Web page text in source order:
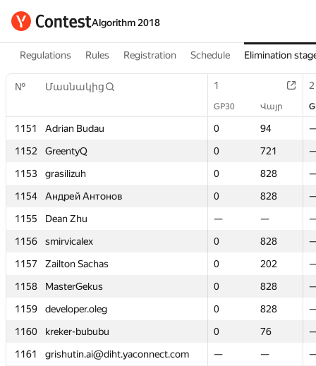
Algorithm 2018
Regulations Rules Registration Schedule Elimination
№ Մասնակից 1 2
GP30 Վայր
1151 Adrian Budau 0 94
1152
GreentyQ 0 721
1153
grasilizuh 0 828
1154
Андрей Антонов 0 828
1155
Dean Zhu — —
1156
smirvicalex 0 828
1157
Zailton Sachas 0 202
1158
MasterGekus 0 828
1159
developer.oleg 0 828
1160
kreker-bububu 0 76
1161
grishutin.ai@diht.yaconnect.com — —
№ Մասնակից 1 2
GP30 Վայր
1151 Adrian Budau 0 94
1152
GreentyQ 0 721
1153
grasilizuh 0 828
1154
Андрей Антонов 0 828
1155
Dean Zhu — —
1156
smirvicalex 0 828
1157
Zailton Sachas 0 202
1158
MasterGekus 0 828
1159
developer.oleg 0 828
1160
kreker-bububu 0 76
1161
grishutin.ai@diht.yaconnect.com — —